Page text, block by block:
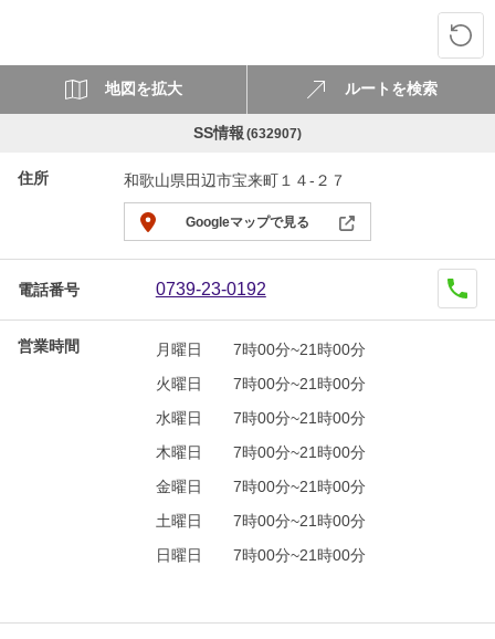
SS情報 (632907)
住所 和歌山県田辺市宝来町１４-２７
Googleマップで見る
電話番号 0739-23-0192
営業時間 月曜日
7時00分~21時00分
火曜日
7時00分~21時00分
水曜日
7時00分~21時00分
木曜日
7時00分~21時00分
金曜日
7時00分~21時00分
土曜日
7時00分~21時00分
日曜日
7時00分~21時00分
地図を拡大 ルートを検索